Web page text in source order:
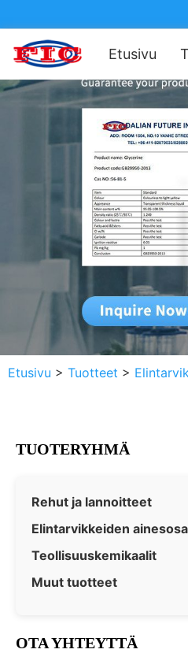
Etusivu
Etusivu > Tuotteet >
TUOTERYHMÄ
Rehut ja lannoitteet
Elintarvikkeiden
Teollisuuskemikaalit
Muut tuotteet
OTA YHTEYTTÄ